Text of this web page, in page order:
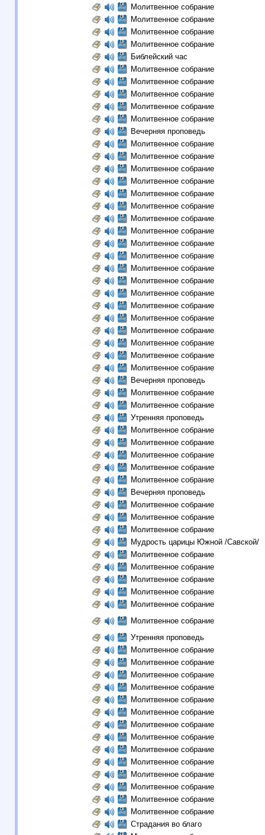
Молитвенное собрание
Молитвенное собрание
Молитвенное собрание
Молитвенное собрание
Библейский час
Молитвенное собрание
Молитвенное собрание
Молитвенное собрание
Молитвенное собрание
Молитвенное собрание
Вечерняя проповедь
Молитвенное собрание
Молитвенное собрание
Молитвенное собрание
Молитвенное собрание
Молитвенное собрание
Молитвенное собрание
Молитвенное собрание
Молитвенное собрание
Молитвенное собрание
Молитвенное собрание
Молитвенное собрание
Молитвенное собрание
Молитвенное собрание
Молитвенное собрание
Молитвенное собрание
Молитвенное собрание
Молитвенное собрание
Молитвенное собрание
Молитвенное собрание
Вечерняя проповедь
Молитвенное собрание
Молитвенное собрание
Утренняя проповедь
Молитвенное собрание
Молитвенное собрание
Молитвенное собрание
Молитвенное собрание
Молитвенное собрание
Вечерняя проповедь
Молитвенное собрание
Молитвенное собрание
Молитвенное собрание
Мудрость царицы Южной /Савской/
Молитвенное собрание
Молитвенное собрание
Молитвенное собрание
Молитвенное собрание
Молитвенное собрание
Молитвенное собрание
Утренняя проповедь
Молитвенное собрание
Молитвенное собрание
Молитвенное собрание
Молитвенное собрание
Молитвенное собрание
Молитвенное собрание
Молитвенное собрание
Молитвенное собрание
Молитвенное собрание
Молитвенное собрание
Молитвенное собрание
Молитвенное собрание
Молитвенное собрание
Молитвенное собрание
Страдания во благо